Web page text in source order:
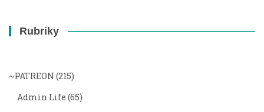
Rubriky
~PATREON (215)
Admin Life (65)